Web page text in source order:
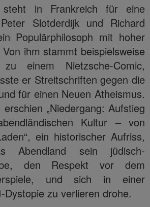
in Frankreich für eine
Slotderdijk und Richard
Populärphilosoph mit hoher
ihm stammt beispielsweise
einem Nietzsche-Comic,
er Streitschriften gegen die
für einen Neuen Atheismus.
„Niedergang: Aufstieg
Kultur – von
ein historischer Aufriss,
Abendland sein jüdisch-
den Respekt vor dem
und sich in einer
Dystopie zu verlieren drohe.